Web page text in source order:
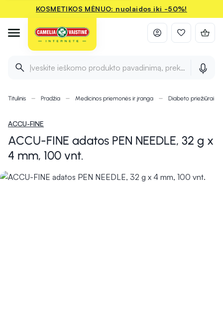
KOSMETIKOS MĖNUO: nuolaidos iki -50%!
Įveskite ieškomo produkto pavadinimą, prekės ženklą ir
Titulinis Pradžia Medicinos priemonės ir įranga Diabeto priežiūrai
ACCU-FINE
ACCU-FINE adatos PEN NEEDLE, 32 g x
4 mm, 100 vnt.